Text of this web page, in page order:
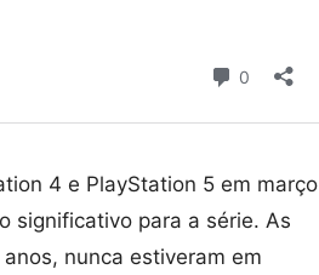
4 e PlayStation 5 em março
significativo para a série. As
nunca estiveram em